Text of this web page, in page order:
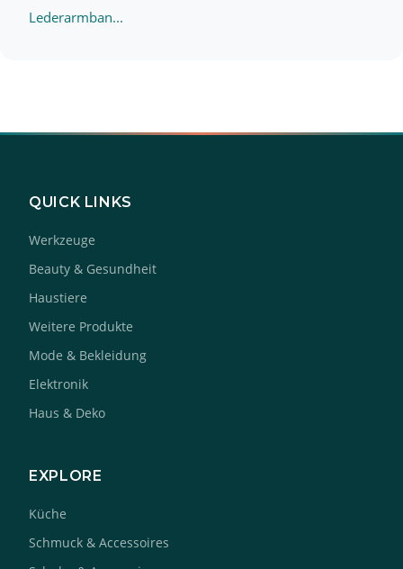
Lederarmban...
QUICK LINKS
Werkzeuge
Beauty & Gesundheit
Haustiere
Weitere Produkte
Mode & Bekleidung
Elektronik
Haus & Deko
EXPLORE
Küche
Schmuck & Accessoires